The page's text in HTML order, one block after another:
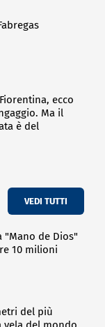
ecco
Ma il
è del
VEDI TUTTI
"Mano de Dios"
10 milioni
del più